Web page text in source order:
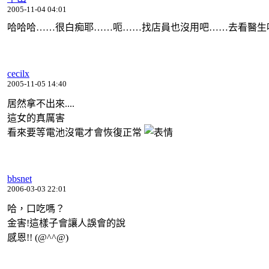
2005-11-04 04:01
哈哈哈……很白痴耶……呃……找店員也沒用吧……去看醫
cecilx
2005-11-05 14:40
居然拿不出來....
這女的真厲害
看來要等電池沒電才會恢復正常
bbsnet
2006-03-03 22:01
哈，口吃嗎？
金害!這樣子會讓人誤會的說
感恩!! (@^^@)